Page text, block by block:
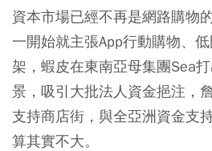
資本市場已經不再是網路購物
一開始就主張App行動購物、
架，蝦皮在東南亞母集團Sea
景，吸引大批法人資金挹注，
支持商店街，與全亞洲資金支
算其實不大。